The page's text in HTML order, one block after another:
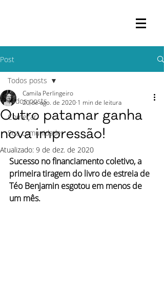
Post
Todos posts
Começar
Sua comunidade
Todos posts
Outro patamar ganha
nova impressão!
Camila Perlingeiro
20 de ago. de 2020 1 min de leitura
Atualizado: 9 de dez. de 2020
Sucesso no financiamento coletivo, a
primeira tiragem do livro de estreia de
Téo Benjamin esgotou em menos de
um mês.